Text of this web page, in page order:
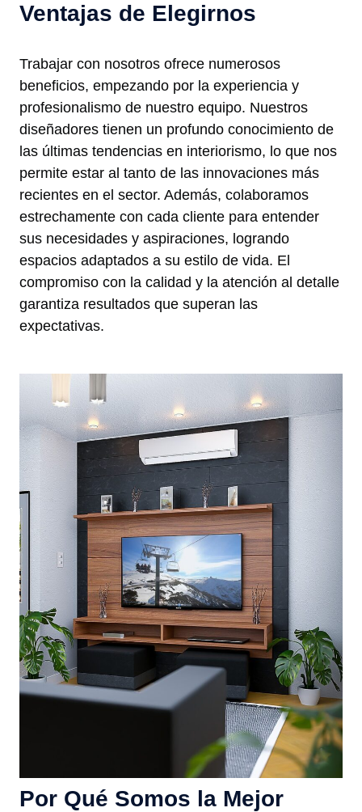
Ventajas de Elegirnos
Trabajar con nosotros ofrece numerosos
beneficios, empezando por la experiencia y
profesionalismo de nuestro equipo. Nuestros
diseñadores tienen un profundo conocimiento de
las últimas tendencias en interiorismo, lo que nos
permite estar al tanto de las innovaciones más
recientes en el sector. Además, colaboramos
estrechamente con cada cliente para entender
sus necesidades y aspiraciones, logrando
espacios adaptados a su estilo de vida. El
compromiso con la calidad y la atención al detalle
garantiza resultados que superan las
expectativas.
Por Qué Somos la Mejor